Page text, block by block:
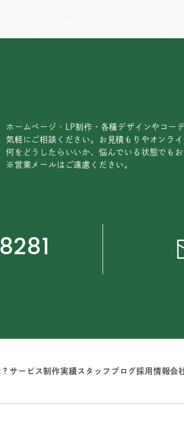
ホームページ・LP制作・各種デザインやコー
気軽にご相談ください。お見積もりやオンラ
何をどうしたらいいか、悩んでいる状態でも
※営業メールはご遠慮ください。
サービス制作実績スタッフブログ採用情報会